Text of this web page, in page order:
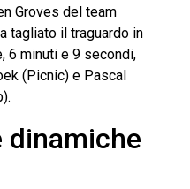
Groves del team
tagliato il traguardo in
6 minuti e 9 secondi,
(Picnic) e Pascal
dinamiche